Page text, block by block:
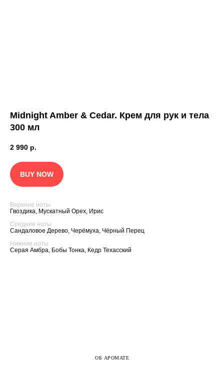
300 ml
оливы и авокадо, которые
смягчают
Midnight Amber & Cedar. Крем для рук и тела
300 мл
2 990 р.
BUY NOW
Верхние ноты
Гвоздика, Мускатный Орех, Ирис
Средние ноты
Сандаловое Дерево, Черёмуха, Чёрный Перец
Нижние ноты
Серая Амбра, Бобы Тонка, Кедр Техасский
ОБ АРОМАТЕ